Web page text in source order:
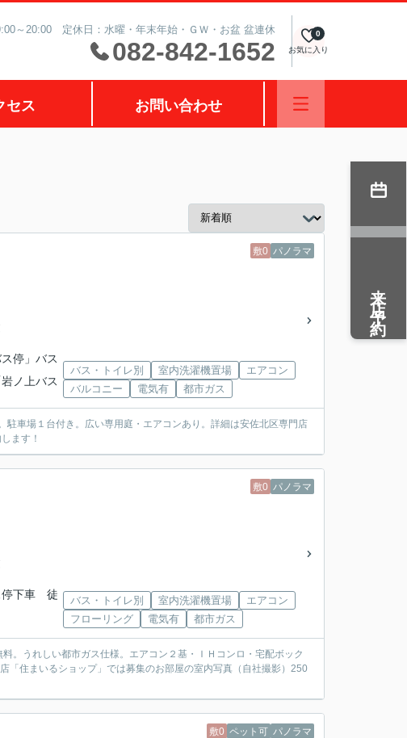
～20:00 定休日：水曜・年末年始・ＧＷ・お盆 盆連休
082-842-1652 お気に入り
0
セス お問い合わせ
敷0 パノラマ
停」バス
ノ上バス
バス・トイレ別 室内洗濯機置場
エアコン
バルコニー
電気有 都市ガス
車場１台付き。広い専用庭・エアコンあり。詳細は安佐北区専門店
ます！
敷0 パノラマ
停下車 徒
バス・トイレ別 室内洗濯機置場
エアコン
フローリング
電気有 都市ガス
。うれしい都市ガス仕様。エアコン２基・ＩＨコンロ・宅配ボック
「住まいるショップ」では募集のお部屋の室内写真（自社撮影）250
敷0 ペット可 パノラマ
来店予約